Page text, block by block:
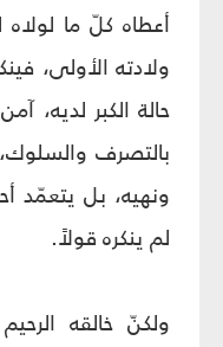
أعطاه كلّ ما
ولادته الأولى،
حالة الكبر لديه،
بالتصرف
ونهيه، بل يتعمّد
لم ينكره قولاً.
ولكنّ خالقه